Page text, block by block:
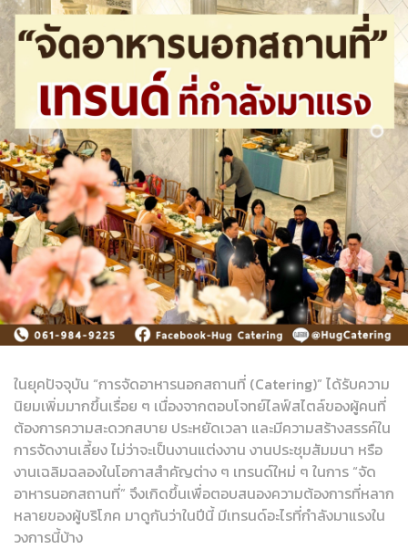
ในยุคปัจจุบัน “การจัดอาหารนอกสถานที่ (Catering)” ได้รับความ
นิยมเพิ่มมากขึ้นเรื่อย ๆ เนื่องจากตอบโจทย์ไลฟ์สไตล์ของผู้คนที่
ต้องการความสะดวกสบาย ประหยัดเวลา และมีความสร้างสรรค์ใน
การจัดงานเลี้ยง ไม่ว่าจะเป็นงานแต่งงาน งานประชุมสัมมนา หรือ
งานเฉลิมฉลองในโอกาสสำคัญต่าง ๆ เทรนด์ใหม่ ๆ ในการ “จัด
อาหารนอกสถานที่” จึงเกิดขึ้นเพื่อตอบสนองความต้องการที่หลาก
หลายของผู้บริโภค มาดูกันว่าในปีนี้ มีเทรนด์อะไรที่กำลังมาแรงใน
วงการนี้บ้าง